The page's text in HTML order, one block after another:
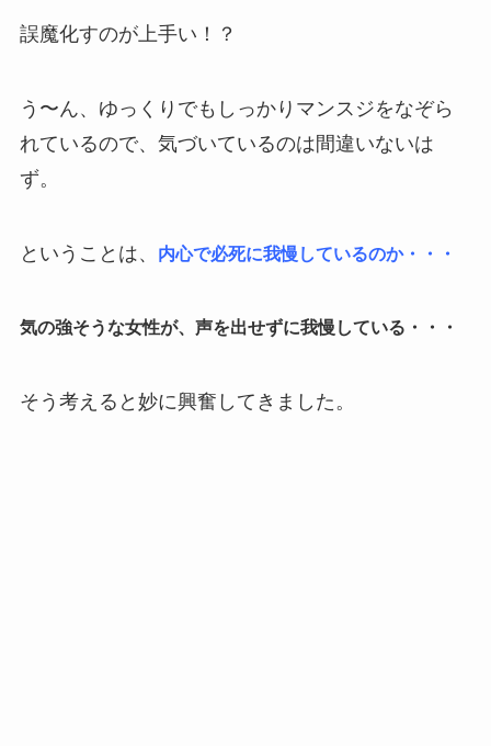
誤魔化すのが上手い！？
う〜ん、ゆっくりでもしっかりマンスジをなぞら
れているので、気づいているのは間違いないは
ず。
ということは、 内心で必死に我慢しているのか・・・
気の強そうな女性が、声を出せずに我慢している・・・
そう考えると妙に興奮してきました。